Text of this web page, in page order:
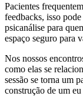
Pacientes
feedbacks, isso
psicanálise para
espaço seguro para
Nos nossos
como elas se
sessão se torna um
construção de um